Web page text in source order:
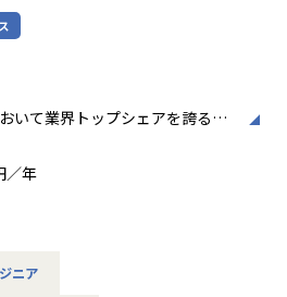
リードを担っていただき、
ト領域へ役割を広げていく想定
マインドを浸透させ、信頼
最大化のための開発、運用の
をしています
ームにSREマインドを浸透さ
いて業界トップシェアを誇る
EC事業者の成長を支援しており
市場に上場いたしました。
／年
ニア